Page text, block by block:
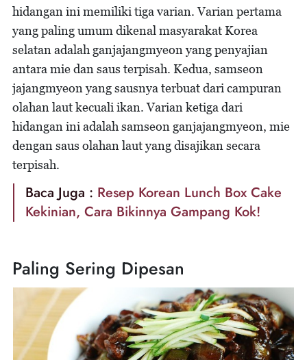
hidangan ini memiliki tiga varian. Varian pertama
yang paling umum dikenal masyarakat Korea
selatan adalah ganjajangmyeon yang penyajian
antara mie dan saus terpisah. Kedua, samseon
jajangmyeon yang sausnya terbuat dari campuran
olahan laut kecuali ikan. Varian ketiga dari
hidangan ini adalah samseon ganjajangmyeon, mie
dengan saus olahan laut yang disajikan secara
terpisah.
Baca Juga : Resep Korean Lunch Box Cake
Kekinian, Cara Bikinnya Gampang Kok!
Paling Sering Dipesan